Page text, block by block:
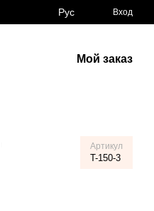
Рус Вход
Мой заказ
Артикул
T-150-3